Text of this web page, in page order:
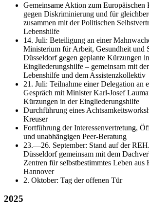
Gemeinsame Aktion zum Europäischen
gegen Diskriminierung und für
zusammen mit der Politischen
Lebenshilfe
14. Juli: Beteiligung an einer
Ministerium für Arbeit, Gesundheit und
Düsseldorf gegen geplante Kürzungen
Eingliederungshilfe – gemeinsam mit
Lebenshilfe und dem Assistenzkollektiv
21. Juli: Teilnahme einer Delegation an
Gespräch mit Minister Karl-Josef
Kürzungen in der Eingliederungshilfe
Durchführung eines
Kreuser
Fortführung der Interessenvertretung,
und unabhängigen Peer-Beratung
23.—26. September: Stand auf der
Düsseldorf gemeinsam mit dem
Zentren für selbstbestimmtes Leben aus
Hannover
2. Oktober: Tag der offenen Tür
2025